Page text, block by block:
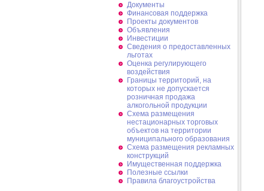
Документы
Финансовая поддержка
Проекты документов
Объявления
Инвестиции
Сведения о предоставленных
льготах
Оценка регулирующего
воздействия
Границы территорий, на
которых не допускается
розничная продажа
алкогольной продукции
Схема размещения
нестационарных торговых
объектов на территории
муниципального образования
Схема размещения рекламных
конструкций
Имущественная поддержка
Полезные ссылки
Правила благоустройства